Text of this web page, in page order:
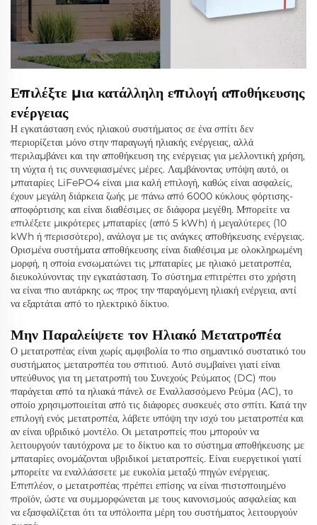
Επιλέξτε μια κατάλληλη επιλογή αποθήκευσης
ενέργειας
Η εγκατάσταση ενός ηλιακού συστήματος σε ένα σπίτι δεν
περιορίζεται μόνο στην παραγωγή ηλιακής ενέργειας, αλλά
περιλαμβάνει και την αποθήκευση της ενέργειας για μελλοντική χρήση,
τη νύχτα ή τις συννεφιασμένες μέρες. Λαμβάνοντας υπόψη αυτό, οι
μπαταρίες LiFePO4 είναι μια καλή επιλογή, καθώς είναι ασφαλείς,
έχουν μεγάλη διάρκεια ζωής με πάνω από 6000 κύκλους φόρτισης-
αποφόρτισης και είναι διαθέσιμες σε διάφορα μεγέθη. Μπορείτε να
επιλέξετε μικρότερες μπαταρίες (από 5 kWh) ή μεγαλύτερες (10
kWh ή περισσότερο), ανάλογα με τις ανάγκες αποθήκευσης ενέργειας.
Ορισμένα συστήματα αποθήκευσης είναι διαθέσιμα με ολοκληρωμένη
μορφή, η οποία ενσωματώνει τις μπαταρίες με ηλιακό μετατροπέα,
διευκολύνοντας την εγκατάσταση. Το σύστημα επιτρέπει στο χρήστη
να είναι πιο αυτάρκης ως προς την παραγόμενη ηλιακή ενέργεια, αντί
να εξαρτάται από το ηλεκτρικό δίκτυο.
Μην Παραλείψετε τον Ηλιακό Μετατροπέα
Ο μετατροπέας είναι χωρίς αμφιβολία το πιο σημαντικό συστατικό του
συστήματος μετατροπέα του σπιτιού. Αυτό συμβαίνει γιατί είναι
υπεύθυνος για τη μετατροπή του Συνεχούς Ρεύματος (DC) που
παράγεται από τα ηλιακά πάνελ σε Εναλλασσόμενο Ρεύμα (AC), το
οποίο χρησιμοποιείται από τις διάφορες συσκευές στο σπίτι. Κατά την
επιλογή ενός μετατροπέα, λάβετε υπόψη την ισχύ του μετατροπέα και
αν είναι υβριδικό μοντέλο. Οι μετατροπείς που μπορούν να
λειτουργούν ταυτόχρονα με το δίκτυο και το σύστημα αποθήκευσης με
μπαταρίες ονομάζονται υβριδικοί μετατροπείς. Είναι ευεργετικοί γιατί
μπορείτε να εναλλάσσετε με ευκολία μεταξύ πηγών ενέργειας.
Επιπλέον, ο μετατροπέας πρέπει επίσης να είναι πιστοποιημένο
προϊόν, ώστε να συμμορφώνεται με τους κανονισμούς ασφαλείας και
να εξασφαλίζεται ότι τα υπόλοιπα μέρη του συστήματος λειτουργούν